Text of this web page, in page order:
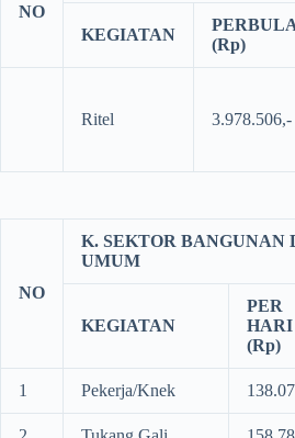
NO
KEGIATAN
(Rp)
Ritel 3.978.506,-
NO
K. SEKTOR BANGUNAN
UMUM
KEGIATAN
PER
HARI
(Rp)
1 Pekerja/Knek